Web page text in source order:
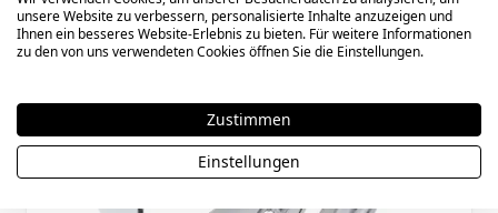
unsere Website zu verbessern, personalisierte Inhalte anzuzeigen und
Ihnen ein besseres Website-Erlebnis zu bieten. Für weitere Informationen
zu den von uns verwendeten Cookies öffnen Sie die Einstellungen.
Zustimmen
Einstellungen